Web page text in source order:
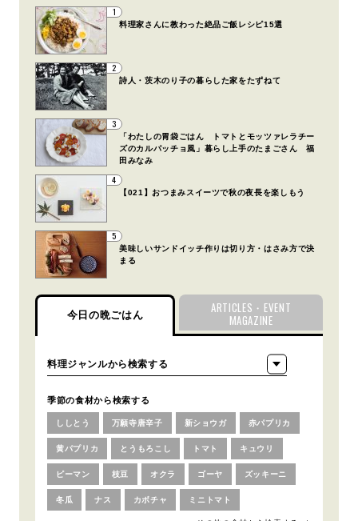
1
料理家さんに教わった絶品ご飯レシピ15選
2
詩人・茨木のり子の暮らした家をたずねて
3
「わたしの胃袋ごはん トマトとモッツァレラチー
ズのカルパッチョ風」暮らし上手のたまごさん 福
田みなみ
4
【021】おつまみスイーツで秋の夜長を楽しもう
5
美味しいサンドイッチ作りは切り方・はさみ方で決
まる
今日の晩ごはん
ARTICLES・EVENT
MAGAZINE
季節の食材から検索する
ししとう 万願寺唐辛子 新ショウガ 赤パプリカ
黄パプリカ とうもろこし トマト キュウリ
ピーマン 枝豆 オクラ ゴーヤ ズッキーニ
冬瓜 ナス カボチャ ミニトマト